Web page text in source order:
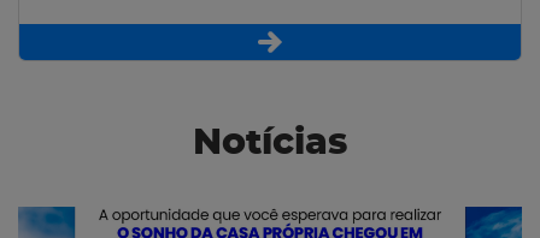
Notícias